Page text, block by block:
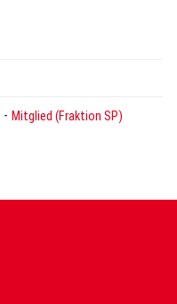
- Mitglied (Fraktion SP)